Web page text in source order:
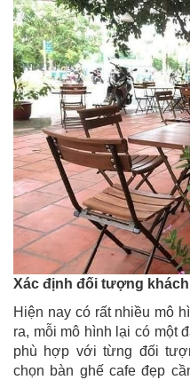
Xác định đối tượng
Hiện nay có rất nhiều mô
ra, mỗi mô hình lại có một
phù hợp với từng đối
chọn bàn ghế cafe đẹp